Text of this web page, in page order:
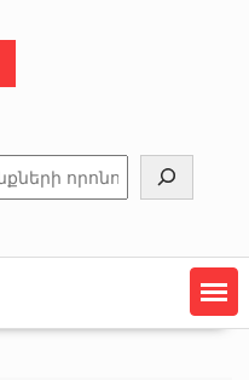
Որոնել